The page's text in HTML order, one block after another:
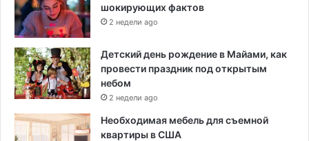
шокирующих фактов
2 недели ago
Детский день рождение в Майами, как
провести праздник под открытым
небом
2 недели ago
Необходимая мебель для съемной
квартиры в США